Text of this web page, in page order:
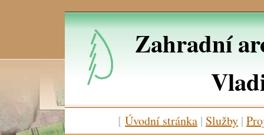
Zahradní
[ Úvodní stránka | Služby |